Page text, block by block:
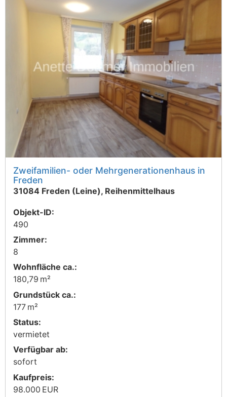
Zweifamilien- oder Mehrgenerationenhaus in
Freden
31084 Freden (Leine), Reihenmittelhaus
Objekt-ID:
490
Zimmer:
8
Wohnfläche ca.:
180,79 m²
Grund­stück ca.:
177 m²
Status:
vermietet
Verfügbar ab:
sofort
Kaufpreis:
98.000 EUR